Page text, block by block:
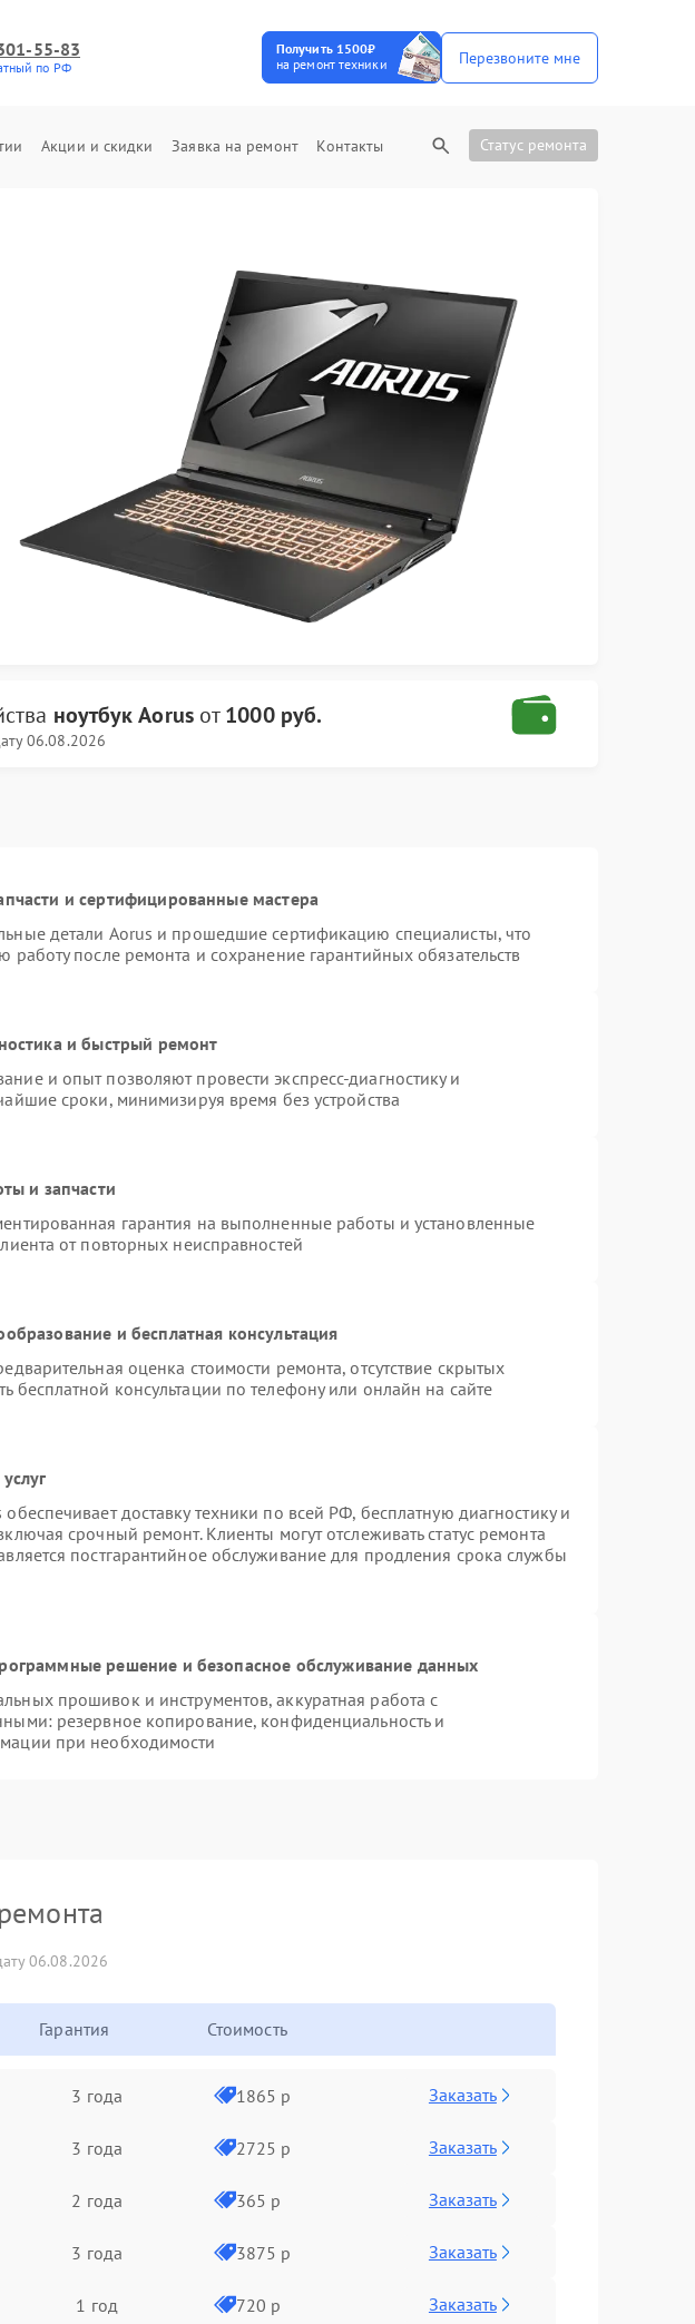
55-83
по РФ
Получить 1500₽
на ремонт техники
Перезвоните мне
Акции и скидки Заявка на ремонт Контакты Статус ремонта
ноутбук Aorusот1000 руб.
06.08.2026
и сертифицированные мастера
детали Aorus и прошедшие сертификацию специалисты, что
работу после ремонта и сохранение гарантийных обязательств
и быстрый ремонт
и опыт позволяют провести экспресс-диагностику и
сроки, минимизируя время без устройства
и запчасти
гарантия на выполненные работы и установленные
от повторных неисправностей
и бесплатная консультация
оценка стоимости ремонта, отсутствие скрытых
бесплатной консультации по телефону или онлайн на сайте
доставку техники по всей РФ, бесплатную диагностику и
срочный ремонт. Клиенты могут отслеживать статус ремонта
постгарантийное обслуживание для продления срока службы
решение и безопасное обслуживание данных
прошивок и инструментов, аккуратная работа с
резервное копирование, конфиденциальность и
при необходимости
06.08.2026
Гарантия Стоимость
3 года 1865 р Заказать
3 года 2725 р Заказать
2 года 365 р Заказать
3 года 3875 р Заказать
1 год 720 р Заказать